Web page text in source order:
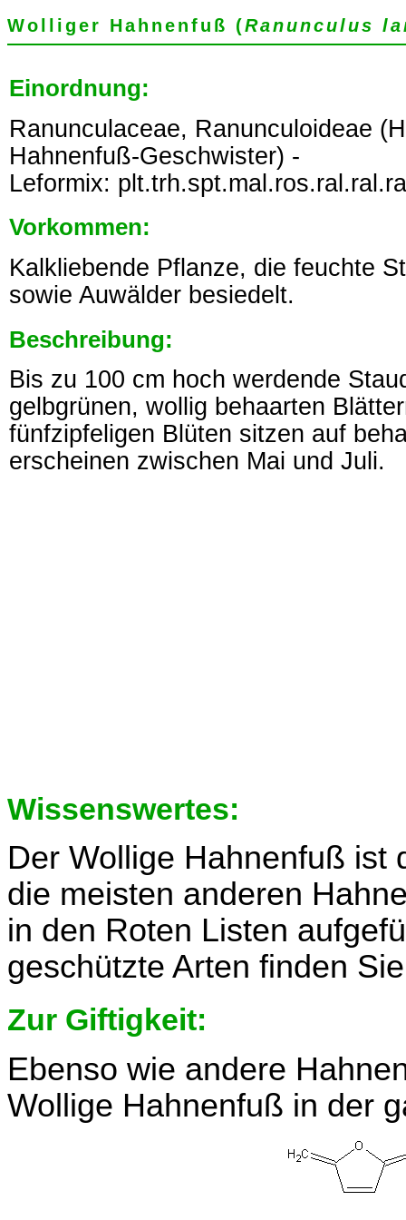
Wolliger Hahnenfuß (Ranunculus
Einordnung:
Ranunculaceae, Ranunculoideae
Hahnenfuß-Geschwister) -
Leformix:
Vorkommen:
Kalkliebende Pflanze, die feuchte
sowie Auwälder besiedelt.
Beschreibung:
Bis zu 100 cm hoch werdende
gelbgrünen, wollig behaarten
fünfzipfeligen Blüten sitzen auf
erscheinen zwischen Mai und Juli.
Wissenswertes:
Der Wollige Hahnenfuß ist
die meisten anderen
in den Roten Listen
geschützte Arten finden
Zur Giftigkeit:
Ebenso wie andere
Wollige Hahnenfuß in der